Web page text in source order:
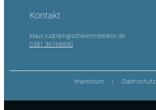
Kontakt
klaus.rudolph@schwimmlexikon.de
0381 36768890
Impressum Datenschutz